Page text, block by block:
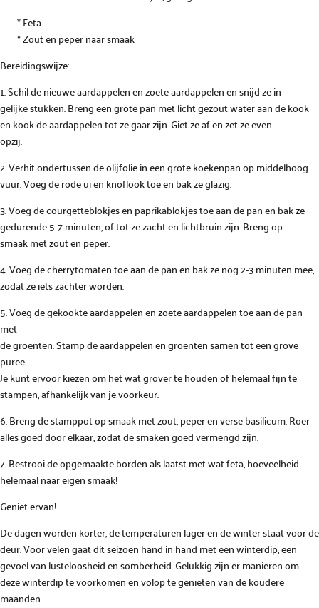
* Feta
* Zout en peper naar smaak
Bereidingswijze:
1. Schil de nieuwe aardappelen en zoete aardappelen en snijd ze in
gelijke stukken. Breng een grote pan met licht gezout water aan de kook
en kook de aardappelen tot ze gaar zijn. Giet ze af en zet ze even
opzij.
2. Verhit ondertussen de olijfolie in een grote koekenpan op middelhoog
vuur. Voeg de rode ui en knoflook toe en bak ze glazig.
3. Voeg de courgetteblokjes en paprikablokjes toe aan de pan en bak ze
gedurende 5-7 minuten, of tot ze zacht en lichtbruin zijn. Breng op
smaak met zout en peper.
4. Voeg de cherrytomaten toe aan de pan en bak ze nog 2-3 minuten mee,
zodat ze iets zachter worden.
5. Voeg de gekookte aardappelen en zoete aardappelen toe aan de pan
met
de groenten. Stamp de aardappelen en groenten samen tot een grove
puree.
Je kunt ervoor kiezen om het wat grover te houden of helemaal fijn te
stampen, afhankelijk van je voorkeur.
6. Breng de stamppot op smaak met zout, peper en verse basilicum. Roer
alles goed door elkaar, zodat de smaken goed vermengd zijn.
7. Bestrooi de opgemaakte borden als laatst met wat feta, hoeveelheid
helemaal naar eigen smaak!
Geniet ervan!
De dagen worden korter, de temperaturen lager en de winter staat voor de
deur. Voor velen gaat dit seizoen hand in hand met een winterdip, een
gevoel van lusteloosheid en somberheid. Gelukkig zijn er manieren om
deze winterdip te voorkomen en volop te genieten van de koudere
maanden.